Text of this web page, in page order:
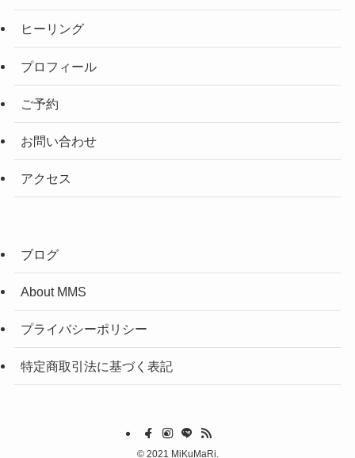
ヒーリング
プロフィール
ご予約
お問い合わせ
アクセス
ブログ
About MMS
プライバシーポリシー
特定商取引法に基づく表記
©2021 MiKuMaRi.